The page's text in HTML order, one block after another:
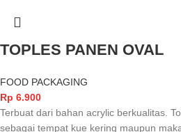
TOPLES PANEN OVAL
FOOD PACKAGING
Rp 6.900
Terbuat dari bahan acrylic berkualitas.
sebagai tempat kue kering maupun